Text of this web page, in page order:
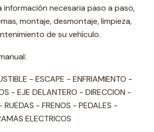
necesaria paso a paso,
montaje, desmontaje, limpieza,
de su vehículo.
- ESCAPE - ENFRIAMIENTO -
- EJE DELANTERO - DIRECCION -
RUEDAS - FRENOS - PEDALES -
ELECTRICOS